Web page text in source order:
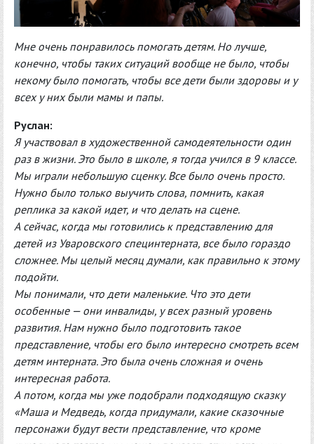
Мне очень понравилось помогать детям. Но лучше,
конечно, чтобы таких ситуаций вообще не было, чтобы
некому было помогать, чтобы все дети были здоровы и у
всех у них были мамы и папы.
Руслан:
Я участвовал в художественной самодеятельности один
раз в жизни. Это было в школе, я тогда учился в 9 классе.
Мы играли небольшую сценку. Все было очень просто.
Нужно было только выучить слова, помнить, какая
реплика за какой идет, и что делать на сцене.
А сейчас, когда мы готовились к представлению для
детей из Уваровского специнтерната, все было гораздо
сложнее. Мы целый месяц думали, как правильно к этому
подойти.
Мы понимали, что дети маленькие. Что это дети
особенные — они инвалиды, у всех разный уровень
развития. Нам нужно было подготовить такое
представление, чтобы его было интересно смотреть всем
детям интерната. Это была очень сложная и очень
интересная работа.
А потом, когда мы уже подобрали подходящую сказку
«Маша и Медведь, когда придумали, какие сказочные
персонажи будут вести представление, что кроме